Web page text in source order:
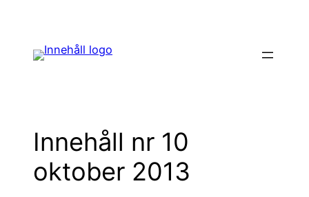
innehåll
Innehåll nr 10
oktober 2013